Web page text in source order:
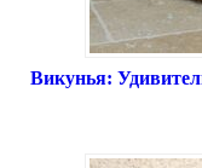
Викунья: